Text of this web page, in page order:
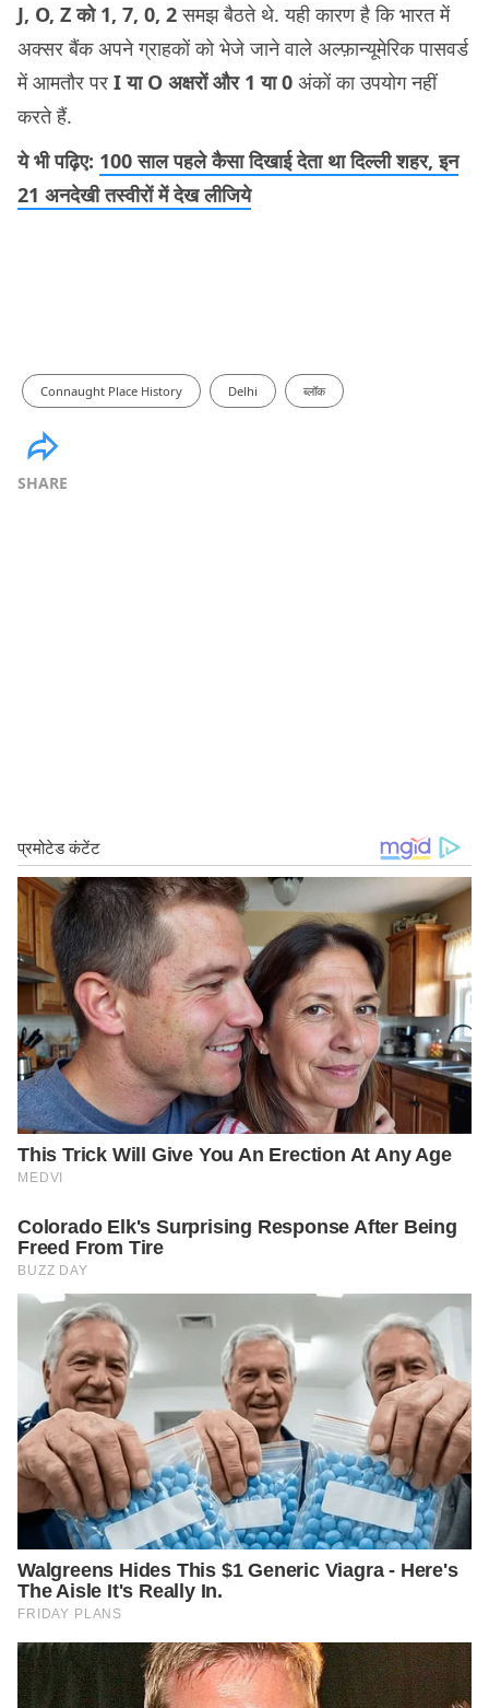
J, O, Z को 1, 7, 0, 2समझ बैठते थे. यही कारण है कि भारत में
अक्सर बैंक अपने ग्राहकों को भेजे जाने वाले अल्फ़ान्यूमेरिक पासवर्ड
में आमतौर पर I या O अक्षरों और 1 या 0 अंकों का उपयोग नहीं
करते हैं.
ये भी पढ़िए: 100 साल पहले कैसा दिखाई देता था दिल्ली शहर, इन
21 अनदेखी तस्वीरों में देख लीजिये
Connaught Place History Delhi ब्लॉक
SHARE